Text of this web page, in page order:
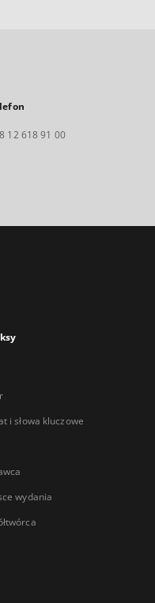
12 618 91 00
i słowa kluczowe
wydania